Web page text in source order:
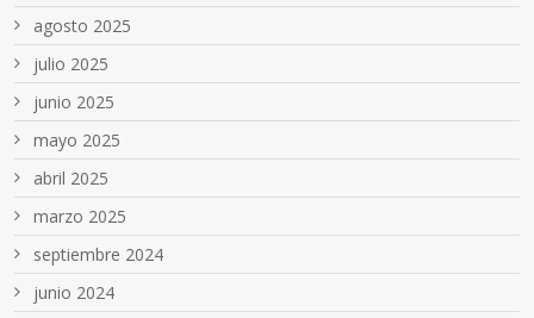
agosto 2025
julio 2025
junio 2025
mayo 2025
abril 2025
marzo 2025
septiembre 2024
junio 2024